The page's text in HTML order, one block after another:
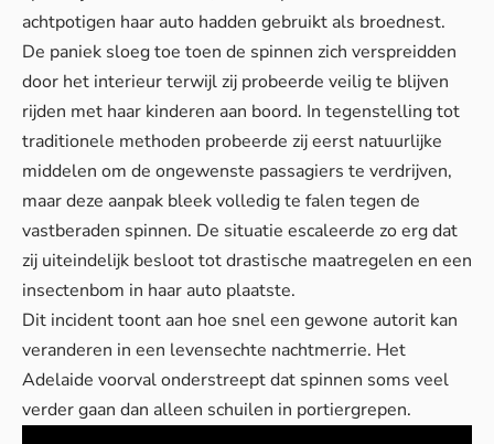
achtpotigen haar auto hadden gebruikt als broednest.
De paniek sloeg toe toen de spinnen zich verspreidden
door het interieur terwijl zij probeerde veilig te blijven
rijden met haar kinderen aan boord. In tegenstelling tot
traditionele methoden probeerde zij eerst natuurlijke
middelen om de ongewenste passagiers te verdrijven,
maar deze aanpak bleek volledig te falen tegen de
vastberaden spinnen. De situatie escaleerde zo erg dat
zij uiteindelijk besloot tot drastische maatregelen en een
insectenbom in haar auto plaatste.
Dit incident toont aan hoe snel een gewone autorit kan
veranderen in een levensechte nachtmerrie. Het
Adelaide voorval onderstreept dat spinnen soms veel
verder gaan dan alleen schuilen in portiergrepen.